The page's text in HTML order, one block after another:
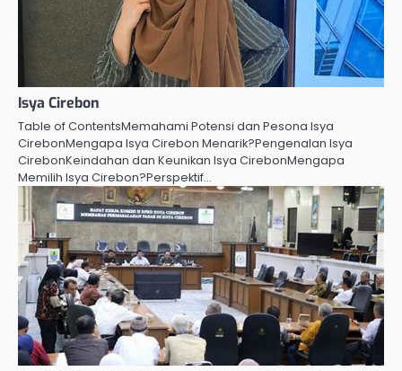
Isya Cirebon
Table of ContentsMemahami Potensi dan Pesona Isya
CirebonMengapa Isya Cirebon Menarik?Pengenalan Isya
CirebonKeindahan dan Keunikan Isya CirebonMengapa
Memilih Isya Cirebon?Perspektif…